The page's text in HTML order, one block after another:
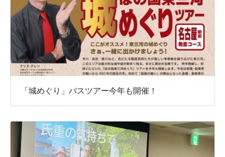
「城めぐり」バスツアー今年も開催！